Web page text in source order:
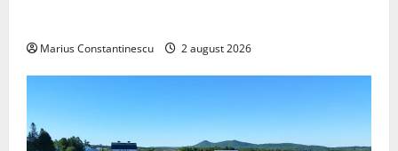
Marius Constantinescu 2 august 2026